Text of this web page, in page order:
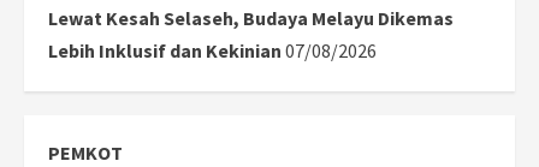
Lewat Kesah Selaseh, Budaya Melayu Dikemas
Lebih Inklusif dan Kekinian 07/08/2026
PEMKOT